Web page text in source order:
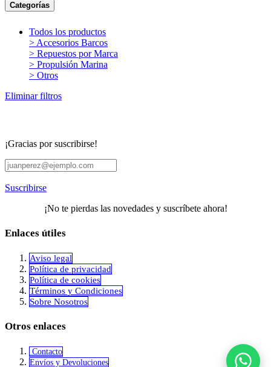
Categorías
Todos los productos
> Accesorios Barcos
> Repuestos por Marca
> Propulsión Marina
> Otros
Eliminar filtros
¡Gracias por suscribirse!
Suscribirse
¡No te pierdas las novedades y suscríbete ahora!
Enlaces útiles
Aviso legal
Política de privacidad
​Política de cookies
Términos y Condiciones
Sobre Nosotros
Otros enlaces
Contacto
Envíos y Devoluciones